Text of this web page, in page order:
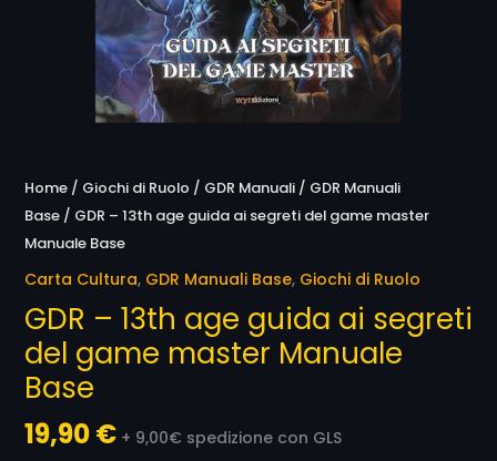
Home/ Giochi di Ruolo / GDR Manuali/ GDR Manuali
Base/ GDR – 13th age guida ai segreti del game master
Manuale Base
Carta Cultura, GDR Manuali Base, Giochi di Ruolo
GDR – 13th age guida ai segreti
del game master Manuale
Base
19,90€ + 9,00€ spedizione con GLS